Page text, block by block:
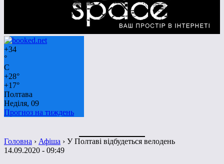
+34
°
C
+28°
+17°
Полтава
Неділя, 09
Прогноз на тиждень
Головна › Афіша › У Полтаві відбудеться велодень
14.09.2020 - 09:49